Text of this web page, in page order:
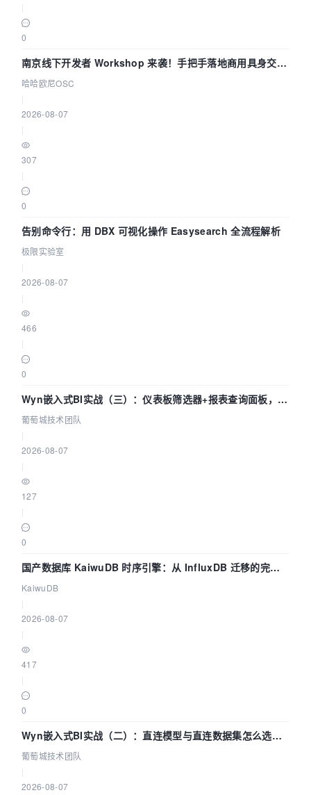
0
南京线下开发者 Workshop 来袭！手把手落地商用具身交互
智能 Agent 应用
哈哈欧尼OSC
2026-08-07
307
0
告别命令行：用 DBX 可视化操作 Easysearch 全流程解析
极限实验室
2026-08-07
466
0
Wyn嵌入式BI实战（三）：仪表板筛选器+报表查询面板，参
数联动全闭环
葡萄城技术团队
2026-08-07
127
0
国产数据库 KaiwuDB 时序引擎：从 InfluxDB 迁移的完整
技术路径
KaiwuDB
2026-08-07
417
0
Wyn嵌入式BI实战（二）：直连模型与直连数据集怎么选，
参数为什么不生效？| 葡萄城技术团队
葡萄城技术团队
2026-08-07